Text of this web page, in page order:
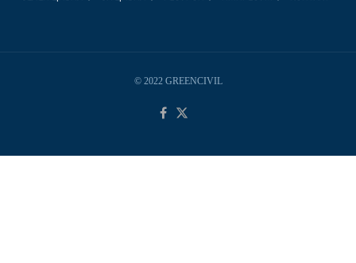
© 2022 GREENCIVIL